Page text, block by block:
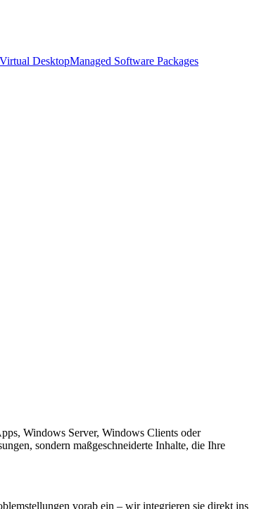
DesktopManaged Software Packages
Windows Server, Windows Clients oder
sondern maßgeschneiderte Inhalte, die Ihre
vorab ein – wir integrieren sie direkt ins